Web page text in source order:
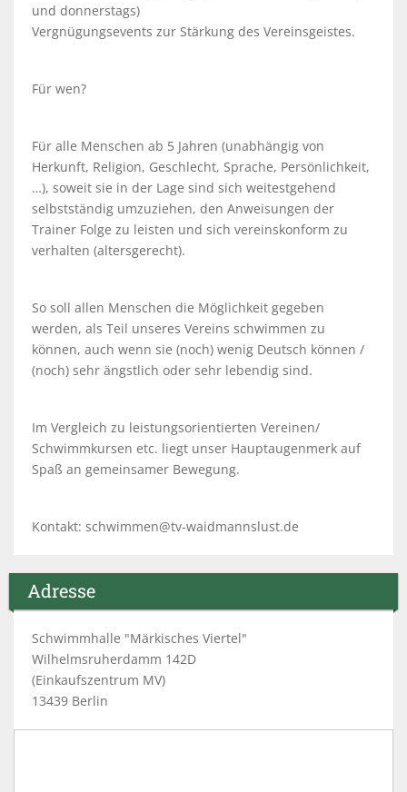
und donnerstags)
Vergnügungsevents zur Stärkung des Vereinsgeistes.
Für wen?
Für alle Menschen ab 5 Jahren (unabhängig von
Herkunft, Religion, Geschlecht, Sprache, Persönlichkeit,
…), soweit sie in der Lage sind sich weitestgehend
selbstständig umzuziehen, den Anweisungen der
Trainer Folge zu leisten und sich vereinskonform zu
verhalten (altersgerecht).
So soll allen Menschen die Möglichkeit gegeben
werden, als Teil unseres Vereins schwimmen zu
können, auch wenn sie (noch) wenig Deutsch können /
(noch) sehr ängstlich oder sehr lebendig sind.
Im Vergleich zu leistungsorientierten Vereinen/
Schwimmkursen etc. liegt unser Hauptaugenmerk auf
Spaß an gemeinsamer Bewegung.
Kontakt: schwimmen@tv-waidmannslust.de
Adresse
Schwimmhalle "Märkisches Viertel"
Wilhelmsruherdamm 142D
(Einkaufszentrum MV)
13439 Berlin